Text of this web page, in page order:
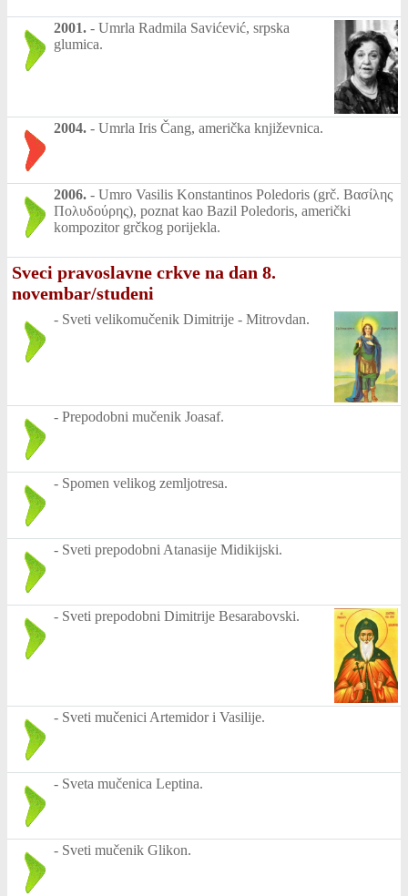
2001. - Umrla Radmila Savićević, srpska
glumica.
2004. - Umrla Iris Čang, američka književnica.
2006. - Umro Vasilis Konstantinos Poledoris (grč. Βασίλης
Πολυδούρης), poznat kao Bazil Poledoris, američki
kompozitor grčkog porijekla.
Sveci pravoslavne crkve na dan 8.
novembar/studeni
- Sveti velikomučenik Dimitrije - Mitrovdan.
- Prepodobni mučenik Joasaf.
- Spomen velikog zemljotresa.
- Sveti prepodobni Atanasije Midikijski.
- Sveti prepodobni Dimitrije Besarabovski.
- Sveti mučenici Artemidor i Vasilije.
- Sveta mučenica Leptina.
- Sveti mučenik Glikon.